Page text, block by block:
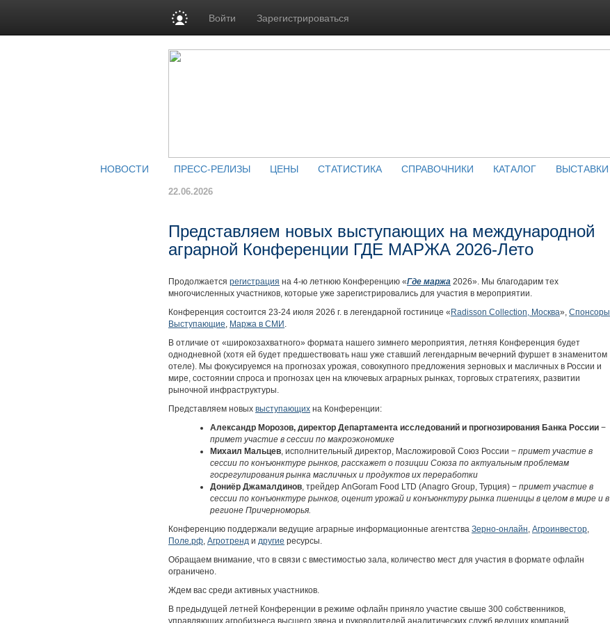
Войти Зарегистрироваться
НОВОСТИ ПРЕСС-РЕЛИЗЫ ЦЕНЫ СТАТИСТИКА СПРАВОЧНИКИ КАТАЛОГ ВЫСТАВКИ
22.06.2026
Представляем новых выступающих на международной
аграрной Конференции ГДЕ МАРЖА 2026-Лето
Продолжается регистрация на 4-ю летнюю Конференцию «Где маржа 2026». Мы благодарим тех
многочисленных участников, которые уже зарегистрировались для участия в мероприятии.
Конференция состоится 23-24 июля 2026 г. в легендарной гостинице « Radisson Collection, Москва», Спонсоры
Выступающие, Маржа в СМИ .
В отличие от «широкозахватного» формата нашего зимнего мероприятия, летняя Конференция будет
однодневной (хотя ей будет предшествовать наш уже ставший легендарным вечерний фуршет в знаменитом
отеле). Мы фокусируемся на прогнозах урожая, совокупного предложения зерновых и масличных в России и
мире, состоянии спроса и прогнозах цен на ключевых аграрных рынках, торговых стратегиях, развитии
рыночной инфраструктуры.
Представляем новых выступающих на Конференции:
Александр Морозов, директор Департамента исследований и прогнозирования Банка России −
примет участие в сессии по макроэкономике
Михаил Мальцев, исполнительный директор, Масложировой Cоюз России − примет участие в
сессии по конъюнктуре рынков, расскажет о позиции Cоюза по актуальным проблемам
госрегулирования рынка масличных и продуктов их переработки
Дониёр Джамалдинов, трейдер AnGoram Food LTD (Anagro Group, Турция) − примет участие в
сессии по конъюнктуре рынков, оценит урожай и конъюнктуру рынка пшеницы в целом в мире и в
регионе Причерноморья.
Конференцию поддержали ведущие аграрные информационные агентства Зерно-онлайн, Агроинвестор,
Поле.рф, Агротренд и другие ресурсы.
Обращаем внимание, что в связи с вместимостью зала, количество мест для участия в формате офлайн
ограничено.
Ждем вас среди активных участников.
В предыдущей летней Конференции в режиме офлайн приняло участие свыше 300 собственников,
управляющих агробизнеса высшего звена и руководителей аналитических служб ведущих компаний